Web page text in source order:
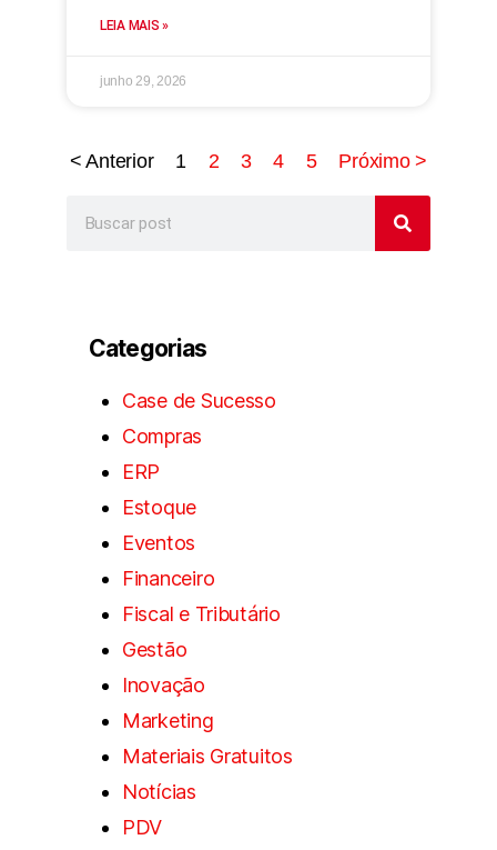
LEIA MAIS »
junho 29, 2026
< Anterior 1 2 3 4 5 Próximo >
Categorias
Case de Sucesso
Compras
ERP
Estoque
Eventos
Financeiro
Fiscal e Tributário
Gestão
Inovação
Marketing
Materiais Gratuitos
Notícias
PDV